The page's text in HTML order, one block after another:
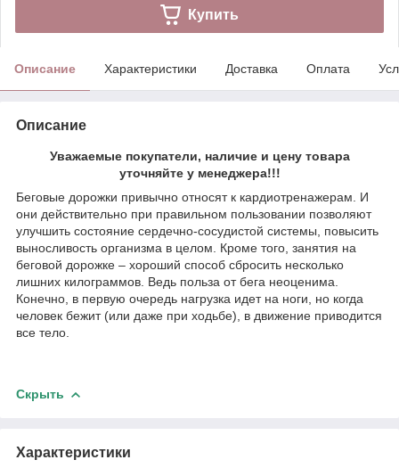
Купить
Описание Характеристики Доставка Оплата
Описание
Уважаемые покупатели, наличие и цену товара
уточняйте у менеджера!!!
Беговые дорожки привычно относят к кардиотренажерам. И
они действительно при правильном пользовании позволяют
улучшить состояние сердечно-сосудистой системы, повысить
выносливость организма в целом. Кроме того, занятия на
беговой дорожке – хороший способ сбросить несколько
лишних килограммов. Ведь польза от бега неоценима.
Конечно, в первую очередь нагрузка идет на ноги, но когда
человек бежит (или даже при ходьбе), в движение приводится
все тело.
Скрыть
Характеристики